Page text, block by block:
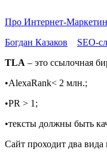
Про Интернет-
Богдан Казаков
SEO-
TLA – это ссылочная
•AlexaRank< 2 млн.;
•PR > 1;
•тексты должны быть
Сайт проходит два